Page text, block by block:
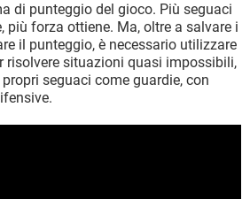
di punteggio del gioco. Più seguaci
più forza ottiene. Ma, oltre a salvare i
il punteggio, è necessario utilizzare
risolvere situazioni quasi impossibili,
seguaci come guardie, con